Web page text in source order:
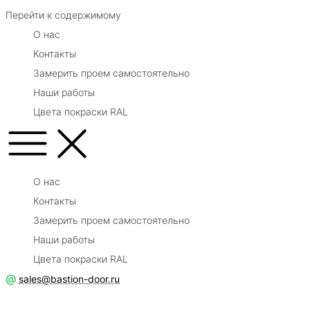
Перейти к содержимому
О нас
Контакты
Замерить проем самостоятельно
Наши работы
Цвета покраски RAL
О нас
Контакты
Замерить проем самостоятельно
Наши работы
Цвета покраски RAL
@ sales@bastion-door.ru